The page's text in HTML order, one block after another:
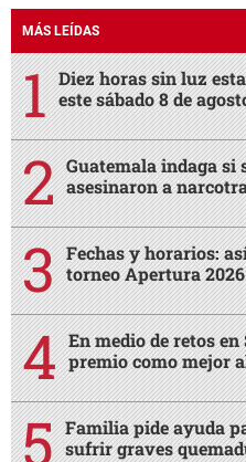
MÁS LEÍDAS
Diez horas sin luz
este sábado 8 de
Guatemala indaga si
asesinaron a
Fechas y horarios:
torneo Apertura 2026
En medio de retos
premio como mejor
Familia pide ayuda
sufrir graves